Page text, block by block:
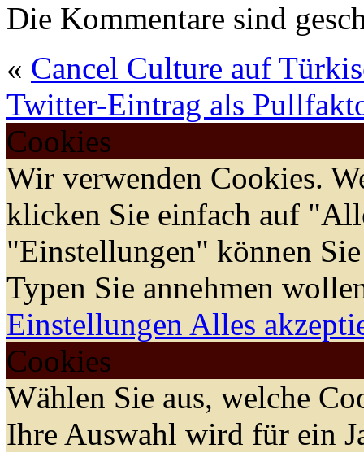
Die Kommentare sind
« Cancel Culture auf
Twitter-Eintrag als
Cookies
Wir verwenden Cookies.
klicken Sie einfach auf
"Einstellungen" können
Typen Sie annehmen
Einstellungen Alles
Cookies
Wählen Sie aus, welche
Ihre Auswahl wird für ein